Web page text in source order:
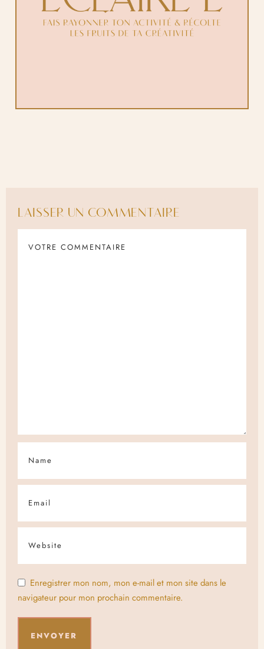
LAISSER UN COMMENTAIRE
Enregistrer mon nom, mon e-mail et mon site dans le
navigateur pour mon prochain commentaire.